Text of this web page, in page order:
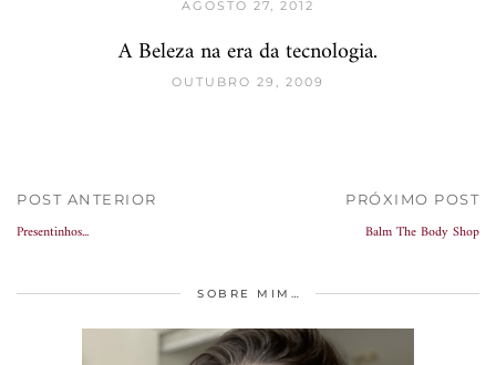
AGOSTO 27, 2012
A Beleza na era da tecnologia.
OUTUBRO 29, 2009
POST ANTERIOR
Presentinhos...
PRÓXIMO POST
Balm The Body Shop
SOBRE MIM…